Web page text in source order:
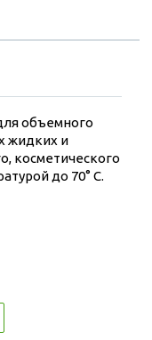
объемного
жидких и
косметического
до 70° С.